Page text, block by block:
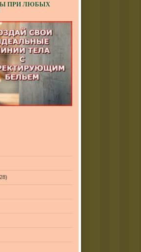
ПРИ ЛЮБЫХ